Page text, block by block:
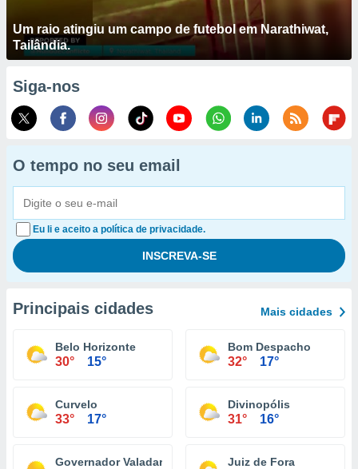
Um raio atingiu um campo de futebol em Narathiwat,
Tailândia.
Siga-nos
O tempo no seu email
Eu li e aceito a política de privacidade.
Principais cidades Mais cidades
Belo Horizonte
30° 15°
Bom Despacho
32° 17°
Curvelo
33° 17°
Divinopólis
31° 16°
Governador Valadares Juiz de Fora